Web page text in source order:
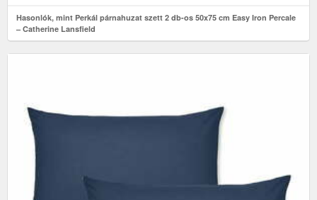
Hasonlók, mint Perkál párnahuzat szett 2 db-os 50x75 cm Easy Iron Percale
– Catherine Lansfield